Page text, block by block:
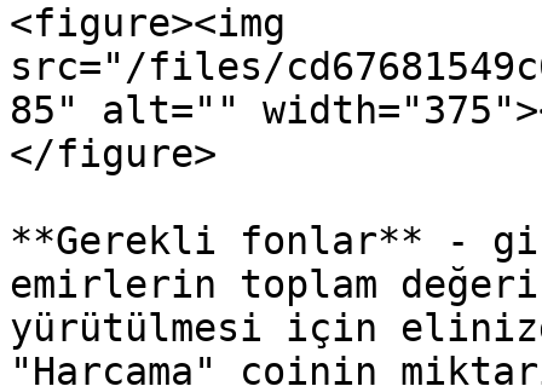
<figure><img
src="/files/
85" alt=""
</figure>
**Gerekli fonlar** -
emirlerin toplam
yürütülmesi için
"Harcama" coinin